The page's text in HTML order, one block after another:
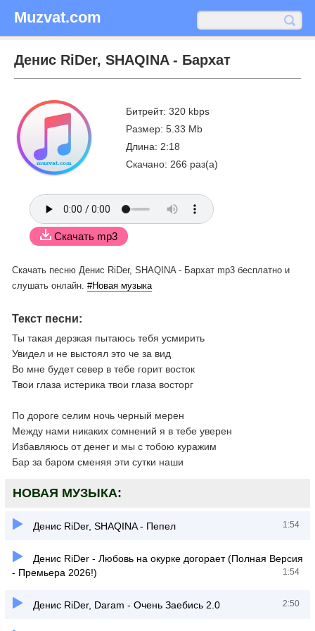
Muzvat.com
Денис RiDer, SHAQINA - Бархат
Битрейт: 320 kbps
Размер: 5.33 Mb
Длина: 2:18
Скачано: 266 раз(а)
Скачать mp3
Скачать песню Денис RiDer, SHAQINA - Бархат mp3 бесплатно и
слушать онлайн. #Новая музыка
Текст песни:
Ты такая дерзкая пытаюсь тебя усмирить
Увидел и не выстоял это че за вид
Во мне будет север в тебе горит восток
Твои глаза истерика твои глаза восторг
По дороге селим ночь черный мерен
Между нами никаких сомнений я в тебе уверен
Избавляюсь от денег и мы с тобою куражим
Бар за баром сменяя эти сутки наши
НОВАЯ МУЗЫКА:
Денис RiDer, SHAQINA - Пепел 1:54
Денис RiDer - Любовь на окурке догорает (Полная Версия
- Премьера 2026!)
1:54
Денис RiDer, Daram - Очень Заебись 2.0 2:50